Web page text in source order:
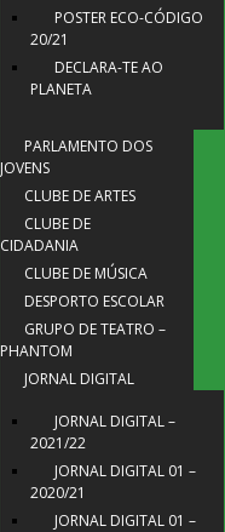
POSTER ECO-CÓDIGO
20/21
DECLARA-TE AO
PLANETA
PARLAMENTO DOS
JOVENS
CLUBE DE ARTES
CLUBE DE
CIDADANIA
CLUBE DE MÚSICA
DESPORTO ESCOLAR
GRUPO DE TEATRO –
PHANTOM
JORNAL DIGITAL
JORNAL DIGITAL –
2021/22
JORNAL DIGITAL 01 –
2020/21
JORNAL DIGITAL 01 –